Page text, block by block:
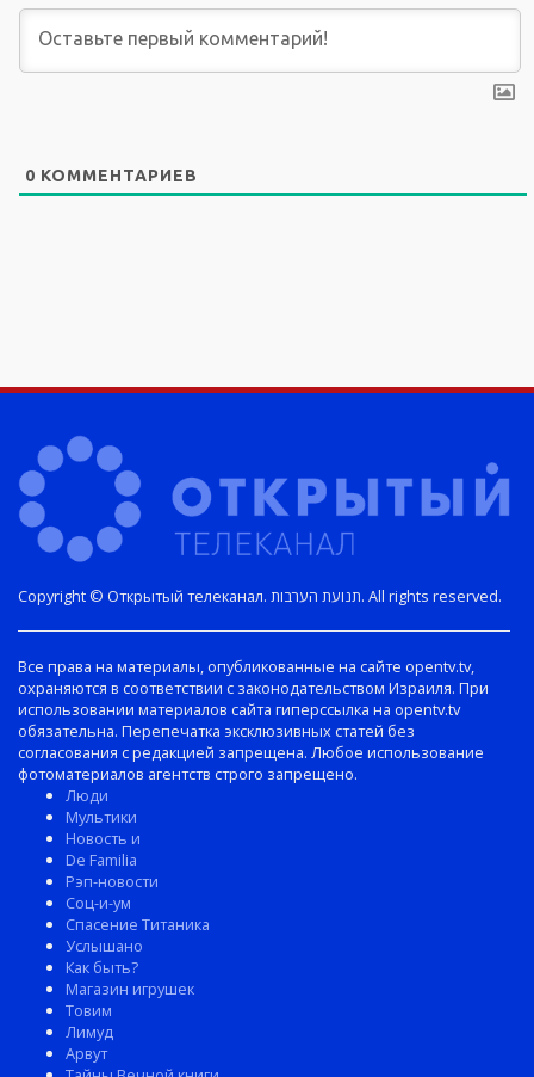
0 КОММЕНТАРИЕВ
Copyright © Открытый телеканал. תנועת הערבות. All rights reserved.
Все права на материалы, опубликованные на сайте opentv.tv,
охраняются в соответствии с законодательством Израиля. При
использовании материалов сайта гиперссылка на opentv.tv
обязательна. Перепечатка эксклюзивных статей без
согласования с редакцией запрещена. Любое использование
фотоматериалов агентств строго запрещено.
Люди
Мультики
Новость и
De Familia
Рэп-новости
Соц-и-ум
Спасение Титаника
Услышано
Как быть?
Магазин игрушек
Товим
Лимуд
Арвут